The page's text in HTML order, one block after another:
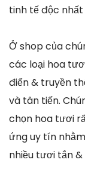
tinh tế độc
Ở shop của
các loại hoa
điển & truyền
và tân tiến.
chọn hoa tươi
ứng uy tín
nhiều tươi tắn